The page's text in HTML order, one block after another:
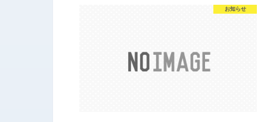
お知らせ